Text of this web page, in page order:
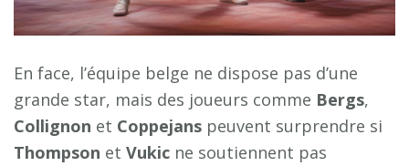
En face, l’équipe belge ne dispose pas d’une
grande star, mais des joueurs comme Bergs,
Collignon et Coppejans peuvent surprendre si
Thompson et Vukic ne soutiennent pas